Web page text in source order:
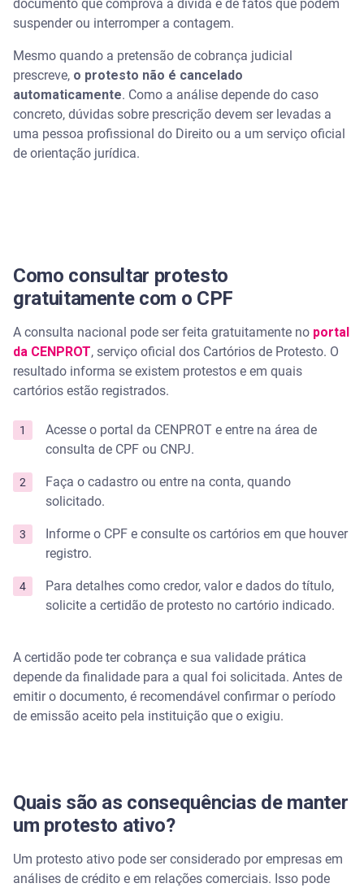
documento que comprova a dívida e de fatos que podem
suspender ou interromper a contagem.
Mesmo quando a pretensão de cobrança judicial
prescreve, o protesto não é cancelado
automaticamente. Como a análise depende do caso
concreto, dúvidas sobre prescrição devem ser levadas a
uma pessoa profissional do Direito ou a um serviço oficial
de orientação jurídica.
Como consultar protesto
gratuitamente com o CPF
A consulta nacional pode ser feita gratuitamente no portal
da CENPROT, serviço oficial dos Cartórios de Protesto. O
resultado informa se existem protestos e em quais
cartórios estão registrados.
Acesse o portal da CENPROT e entre na área de
consulta de CPF ou CNPJ.
Faça o cadastro ou entre na conta, quando
solicitado.
Informe o CPF e consulte os cartórios em que houver
registro.
Para detalhes como credor, valor e dados do título,
solicite a certidão de protesto no cartório indicado.
A certidão pode ter cobrança e sua validade prática
depende da finalidade para a qual foi solicitada. Antes de
emitir o documento, é recomendável confirmar o período
de emissão aceito pela instituição que o exigiu.
Quais são as consequências de manter
um protesto ativo?
Um protesto ativo pode ser considerado por empresas em
análises de crédito e em relações comerciais. Isso pode